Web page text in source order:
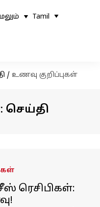
Tamil
/ உணவு குறிப்புகள்
செய்தி
ரெசிபிகள்: